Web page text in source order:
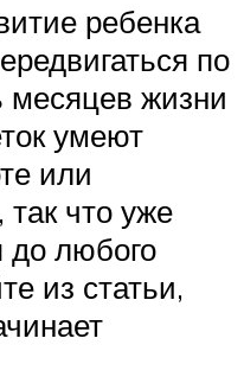
ребенка
по
месяцев жизни
умеют
или
так что уже
до любого
из статьи,